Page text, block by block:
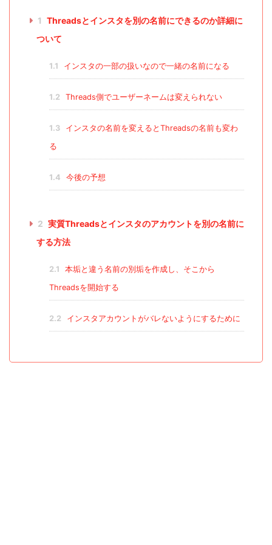
1 Threadsとインスタを別の名前にできるのか詳細に
ついて
1.1 インスタの一部の扱いなので一緒の名前になる
1.2 Threads側でユーザーネームは変えられない
1.3
インスタの名前を変えるとThreadsの名前も変わ
る
1.4 今後の予想
2 実質Threadsとインスタのアカウントを別の名前に
する方法
2.1
本垢と違う名前の別垢を作成し、そこから
Threadsを開始する
2.2 インスタアカウントがバレないようにするために